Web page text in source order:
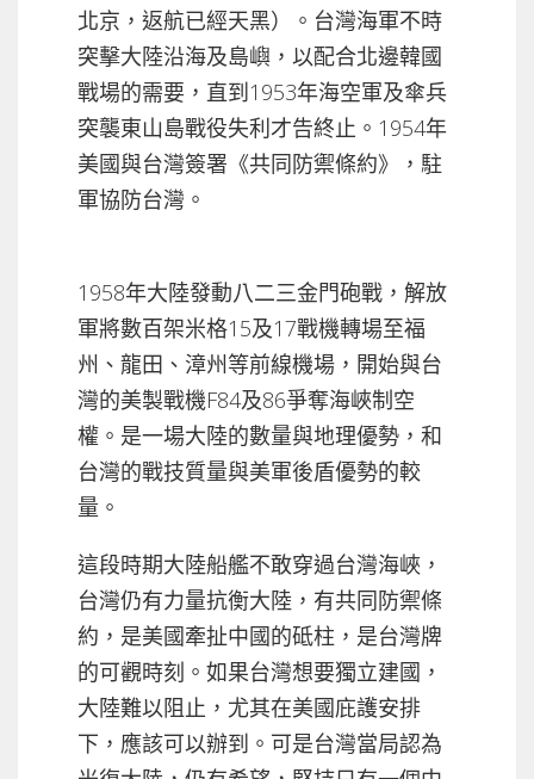
北京，返航已經天黑）。台灣海軍不時
突擊大陸沿海及島嶼，以配合北邊韓國
戰場的需要，直到1953年海空軍及傘兵
突襲東山島戰役失利才告終止。1954年
美國與台灣簽署《共同防禦條約》，駐
軍協防台灣。
1958年大陸發動八二三金門砲戰，解放
軍將數百架米格15及17戰機轉場至福
州、龍田、漳州等前線機場，開始與台
灣的美製戰機F84及86爭奪海峽制空
權。是一場大陸的數量與地理優勢，和
台灣的戰技質量與美軍後盾優勢的較
量。
這段時期大陸船艦不敢穿過台灣海峽，
台灣仍有力量抗衡大陸，有共同防禦條
約，是美國牽扯中國的砥柱，是台灣牌
的可觀時刻。如果台灣想要獨立建國，
大陸難以阻止，尤其在美國庇護安排
下，應該可以辦到。可是台灣當局認為